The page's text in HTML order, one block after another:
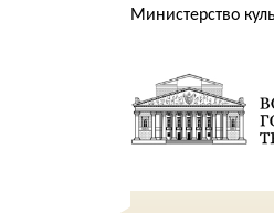
Министерство